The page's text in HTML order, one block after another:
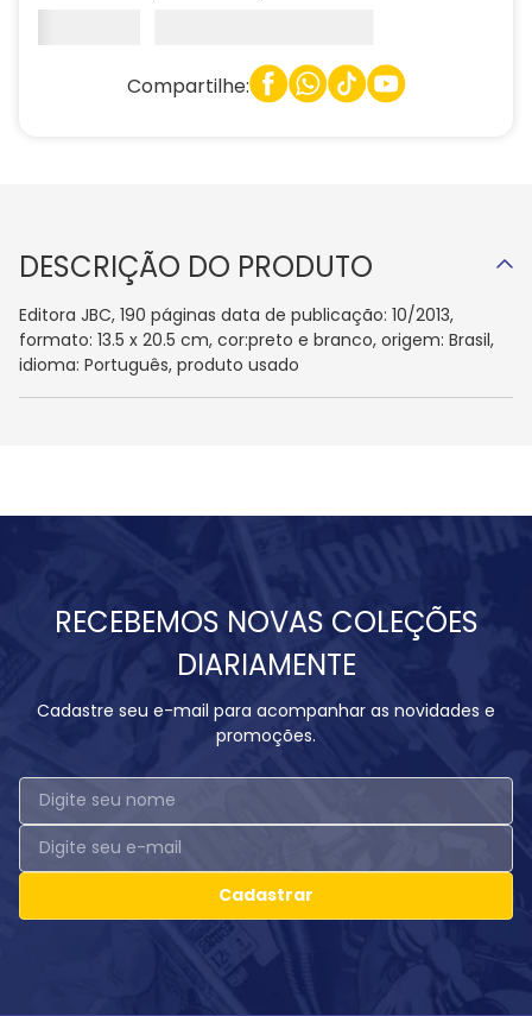
Compartilhe:
DESCRIÇÃO DO PRODUTO
Editora JBC, 190 páginas data de publicação: 10/2013,
formato: 13.5 x 20.5 cm, cor:preto e branco, origem: Brasil,
idioma: Português, produto usado
RECEBEMOS NOVAS COLEÇÕES
DIARIAMENTE
Cadastre seu e-mail para acompanhar as novidades e
promoções.
Cadastrar